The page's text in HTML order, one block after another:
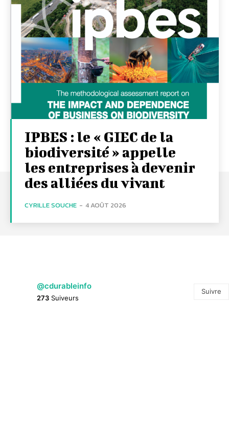
IPBES : le « GIEC de la
biodiversité » appelle
les entreprises à devenir
des alliées du vivant
CYRILLE SOUCHE - 4 AOÛT 2026
@cdurableinfo
273 Suiveurs
Suivre